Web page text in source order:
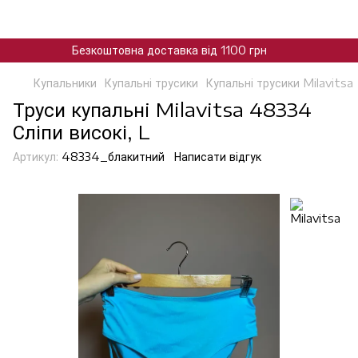
Безкоштовна доставка від 1100 грн
Купальники Купальні трусики Купальні трусики Milavitsa
Труси купальнi Milavitsa 48334
Сліпи високі, L
Артикул: 48334_блакитний Написати відгук